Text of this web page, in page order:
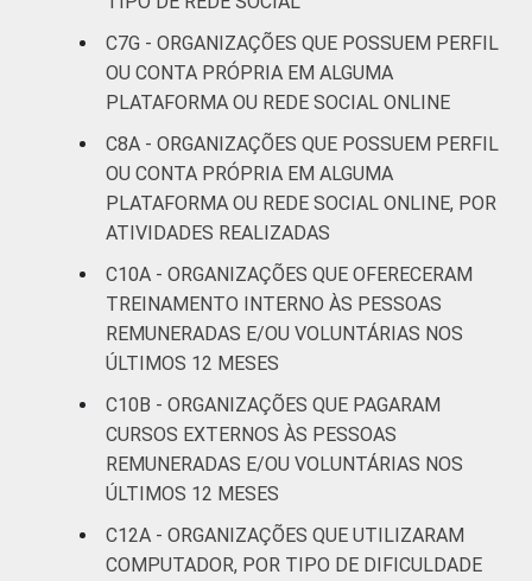
C7G - ORGANIZAÇÕES QUE POSSUEM PERFIL
OU CONTA PRÓPRIA EM ALGUMA
PLATAFORMA OU REDE SOCIAL ONLINE
C8A - ORGANIZAÇÕES QUE POSSUEM PERFIL
OU CONTA PRÓPRIA EM ALGUMA
PLATAFORMA OU REDE SOCIAL ONLINE, POR
ATIVIDADES REALIZADAS
C10A - ORGANIZAÇÕES QUE OFERECERAM
TREINAMENTO INTERNO ÀS PESSOAS
REMUNERADAS E/OU VOLUNTÁRIAS NOS
ÚLTIMOS 12 MESES
C10B - ORGANIZAÇÕES QUE PAGARAM
CURSOS EXTERNOS ÀS PESSOAS
REMUNERADAS E/OU VOLUNTÁRIAS NOS
ÚLTIMOS 12 MESES
C12A - ORGANIZAÇÕES QUE UTILIZARAM
COMPUTADOR, POR TIPO DE DIFICULDADE